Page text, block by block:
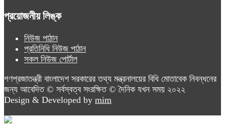
প্রয়োজনীয় লিঙ্ক
নিউজ পাঠান
প্রতিনিধি নিউজ পাঠান
সকল নিউজ পোর্টাল
গণপ্রজাতন্ত্রী বাংলাদেশ সরকারের তথ্য মন্ত্রনালয়ের বিধি মোতাবেক নিবন্ধনের
জন্য আবেদিত © সর্বস্বত্ব সংরক্ষিত © দৈনিক যখন সময় ২০২২
Design & Developed by mim